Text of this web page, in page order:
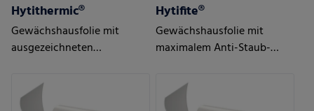
Hytithermic®
Gewächshausfolie mit
ausgezeichneten
Hytifite®
Gewächshausfolie mit
maximalem Anti-Staub-
Exportmärkte entwickelt